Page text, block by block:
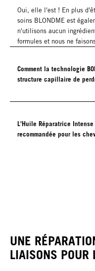
Oui, elle l'est ! En plus
soins BLONDME est
n'utilisons aucun
formules et nous ne
Comment la technologie
structure capillaire de
L'Huile Réparatrice Intense
recommandée pour les
UNE
LIAISONS POUR